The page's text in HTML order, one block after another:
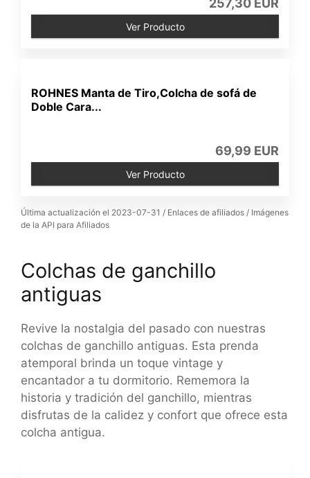
257,30 EUR
Ver Producto
ROHNES Manta de Tiro,Colcha de sofá de
Doble Cara...
69,99 EUR
Ver Producto
Última actualización el 2023-07-31 / Enlaces de afiliados / Imágenes
de la API para Afiliados
Colchas de ganchillo
antiguas
Revive la nostalgia del pasado con nuestras
colchas de ganchillo antiguas. Esta prenda
atemporal brinda un toque vintage y
encantador a tu dormitorio. Rememora la
historia y tradición del ganchillo, mientras
disfrutas de la calidez y confort que ofrece esta
colcha antigua.